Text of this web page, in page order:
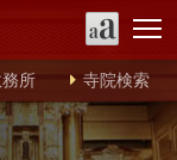
所 寺院検索